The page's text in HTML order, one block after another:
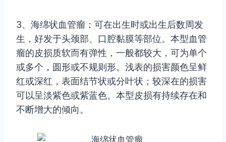
3、海绵状血管瘤：可在出生时或出生后数周发
生，好发于头颈部、口腔黏膜等部位。本型血管
瘤的皮损质软而有弹性，一般都较大，可为单个
或多个，圆形或不规则形。浅表的损害颜色呈鲜
红或深红，表面结节状或分叶状；较深在的损害
可以呈淡紫色或紫蓝色。本型皮损有持续存在和
不断增大的倾向。